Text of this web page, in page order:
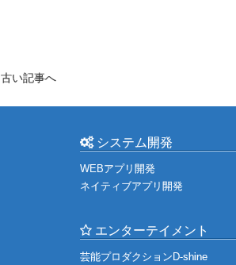
古い記事へ
システム開発
WEBアプリ開発
ネイティブアプリ開発
エンターテイメント
芸能プロダクションD-shine